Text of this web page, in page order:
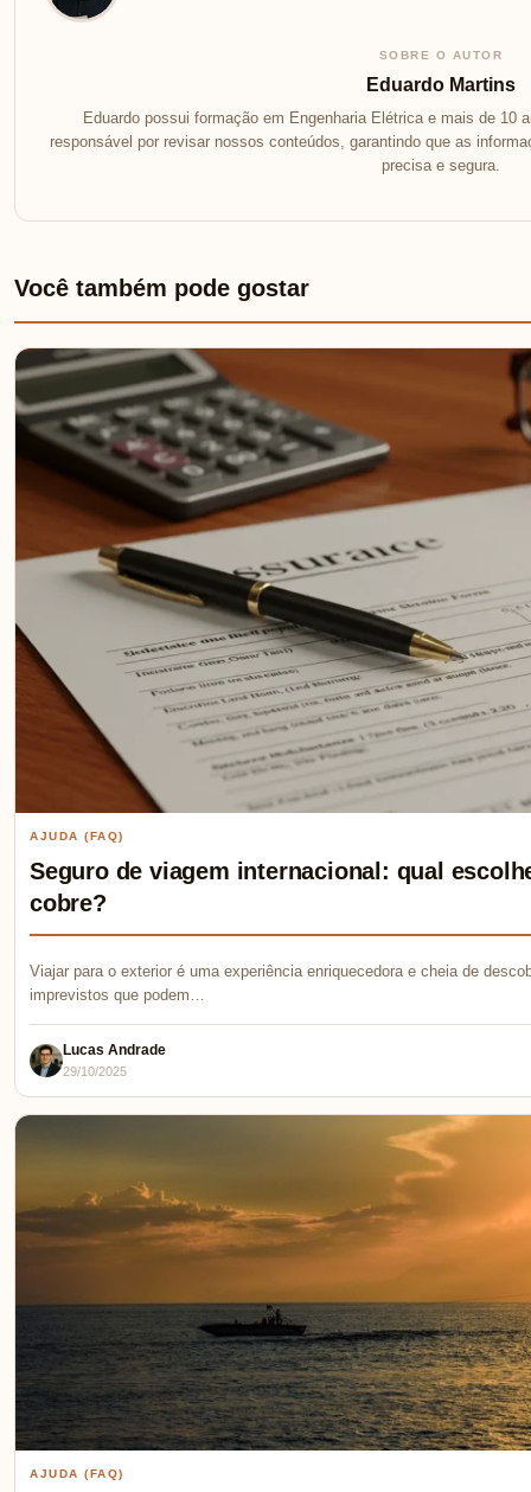
SOBRE O AUTOR
Eduardo Martins
Eduardo possui formação em Engenharia Elétrica e mais de 10
responsável por revisar nossos conteúdos, garantindo que as
precisa e segura.
Você também pode gostar
AJUDA (FAQ)
Seguro de viagem internacional: qual
cobre?
Viajar para o exterior é uma experiência enriquecedora e cheia de
imprevistos que podem…
Lucas Andrade
29/10/2025
AJUDA (FAQ)